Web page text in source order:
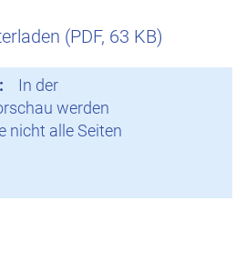
(PDF, 63 KB)
In der
werden
nicht alle Seiten